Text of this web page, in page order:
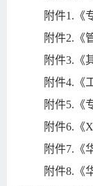
附件1. 《
附件2. 《
附件3. 《
附件4. 《
附件5. 《
附件6. 《
附件7. 《
附件8. 《